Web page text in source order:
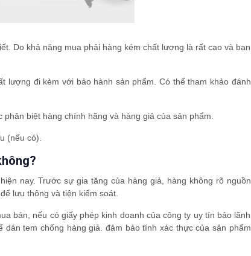
Do khả năng mua phải hàng kém chất lượng là rất cao và bạn
lượng đi kèm với bảo hành sản phẩm. Có thể tham khảo đánh
biệt hàng chính hãng và hàng giả của sản phẩm.
(nếu có).
nay. Trước sự gia tăng của hàng giả, hàng không rõ nguồn
lưu thông và tiện kiểm soát.
bán, nếu có giấy phép kinh doanh của công ty uy tín bảo lãnh
tem chống hàng giả. đảm bảo tính xác thực của sản phẩm